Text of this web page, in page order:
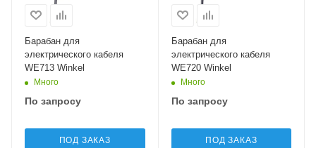
Барабан для
электрического кабеля
WE713 Winkel
Много
По запросу
ПОД ЗАКАЗ
Барабан для
электрического кабеля
WE720 Winkel
Много
По запросу
ПОД ЗАКАЗ